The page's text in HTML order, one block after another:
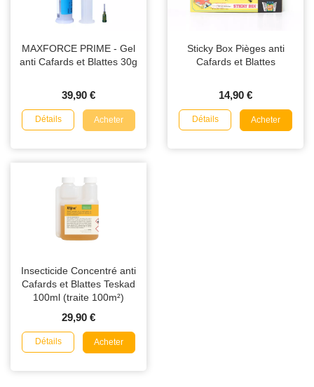
MAXFORCE PRIME - Gel
anti Cafards et Blattes 30g
39,90 €
Détails Acheter
Sticky Box Pièges anti
Cafards et Blattes
14,90 €
Détails Acheter
Insecticide Concentré anti
Cafards et Blattes Teskad
100ml (traite 100m²)
29,90 €
Détails Acheter